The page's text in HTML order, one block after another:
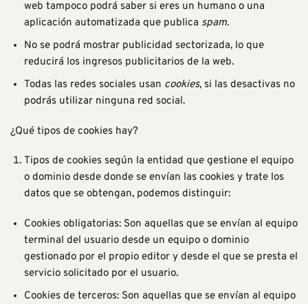
web tampoco podrá saber si eres un humano o una
aplicación automatizada que publica spam.
No se podrá mostrar publicidad sectorizada, lo que
reducirá los ingresos publicitarios de la web.
Todas las redes sociales usan cookies, si las desactivas no
podrás utilizar ninguna red social.
¿Qué tipos de cookies hay?
Tipos de cookies según la entidad que gestione el equipo
o dominio desde donde se envían las cookies y trate los
datos que se obtengan, podemos distinguir:
Cookies obligatorias: Son aquellas que se envían al equipo
terminal del usuario desde un equipo o dominio
gestionado por el propio editor y desde el que se presta el
servicio solicitado por el usuario.
Cookies de terceros: Son aquellas que se envían al equipo